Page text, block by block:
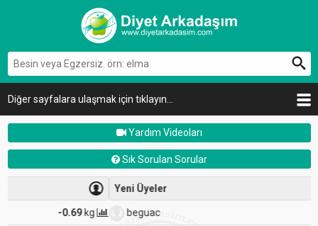
Diğer sayfalara ulaşmak için tıklayın...
Yardım Videoları
Sık Sorulan Sorular
beguac